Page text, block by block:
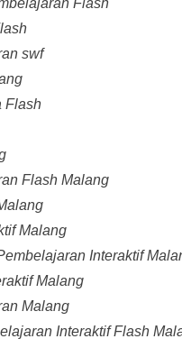
Flash
swf
Flash
Flash Malang
Malang
Interaktif
Malang
Malang
Interaktif Flash